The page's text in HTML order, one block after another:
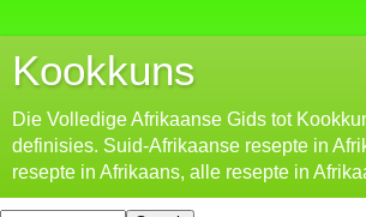
Kookkuns
Die Volledige Afrikaanse Gids tot
definisies. Suid-Afrikaanse resepte in
resepte in Afrikaans, alle resepte in